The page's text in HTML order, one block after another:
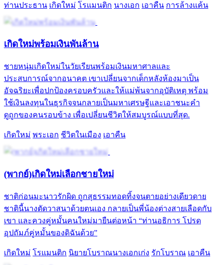
ท่านประธาน เกิดใหม่ โรแมนติก นางเอก เอาคืน การล้างแค้น
เกิดใหม่พร้อมเงินพันล้าน
ชายหนุ่มเกิดใหม่ในวัยเรียนพร้อมเงินมหาศาลและ
ประสบการณ์จากอนาคต เขาเปลี่ยนจากเด็กหลังห้องมาเป็น
อัจฉริยะเพื่อปกป้องครอบครัวและให้แม่พ้นจากอุบัติเหตุ พร้อม
ใช้เงินลงทุนในธุรกิจจนกลายเป็นมหาเศรษฐีและเอาชนะคำ
ดูถูกของคนรอบข้าง เพื่อเปลี่ยนชีวิตให้สมบูรณ์แบบที่สุด.
เกิดใหม่ พระเอก ชีวิตในเมือง เอาคืน
(พากย์)เกิดใหม่เลือกชายใหม่
ชาติก่อนมะนาวรักผิด ถูกสุธรรมทอดทิ้งจนตายอย่างเดียวดาย
ชาตินี้นางตัดวาสนาด้วยตนเอง กลายเป็นพี่น้องต่างสายเลือดกับ
เขา และควงคู่หมั้นคนใหม่มายืนต่อหน้า “ท่านอธิการ โปรด
อุปถัมภ์คู่หมั้นของดิฉันด้วย”
เกิดใหม่ โรแมนติก นิยายโบราณนางเอกเก่ง รักโบราณ เอาคืน